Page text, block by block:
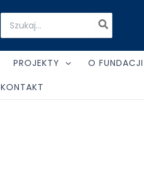
Search
for:
PROJEKTY O FUNDACJI
KONTAKT